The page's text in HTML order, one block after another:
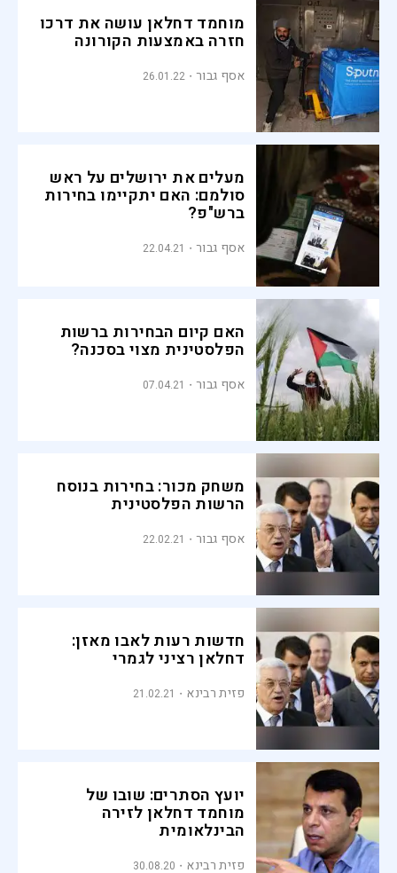
מוחמד דחלאן עושה את דרכו
חזרה באמצעות הקורונה
אסף גבור 26.01.22
מעלים את ירושלים על ראש
סולמם: האם יתקיימו בחירות
ברש"פ?
אסף גבור 22.04.21
האם קיום הבחירות ברשות
הפלסטינית מצוי בסכנה?
אסף גבור 07.04.21
משחק מכור: בחירות בנוסח
הרשות הפלסטינית
אסף גבור 22.02.21
חדשות רעות לאבו מאזן:
דחלאן רציני לגמרי
פזית רבינא 21.02.21
יועץ הסתרים: שובו של
מוחמד דחלאן לזירה
הבינלאומית
פזית רבינא 30.08.20